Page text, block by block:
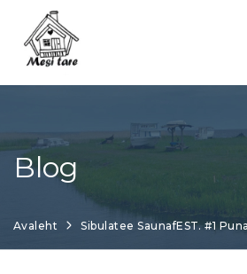
content
Blog
Avaleht Sibulatee SaunafEST. #1